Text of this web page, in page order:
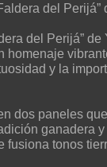
del Perijá”
del Perijá”
homenaje
y la
dos paneles
ganadera
fusiona tonos